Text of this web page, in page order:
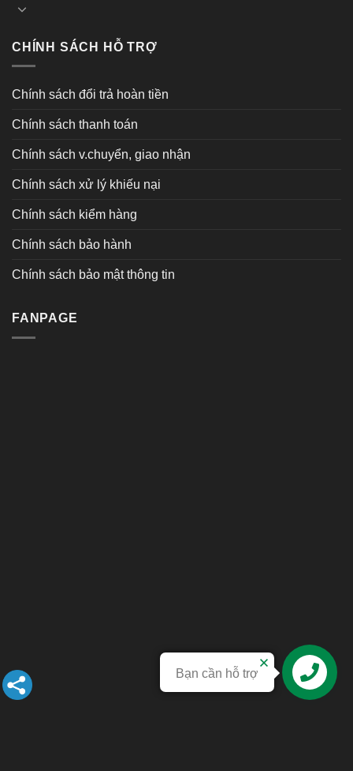
CHÍNH SÁCH HỖ TRỢ
Chính sách đổi trả hoàn tiền
Chính sách thanh toán
Chính sách v.chuyển, giao nhận
Chính sách xử lý khiếu nại
Chính sách kiểm hàng
Chính sách bảo hành
Chính sách bảo mật thông tin
FANPAGE
Bạn cần hỗ trợ